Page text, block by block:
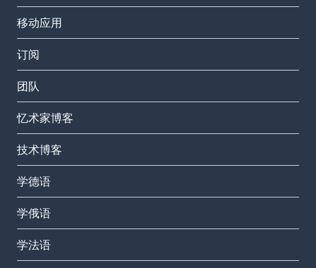
移动应用
订阅
团队
忆术家博客
技术博客
学德语
学俄语
学法语